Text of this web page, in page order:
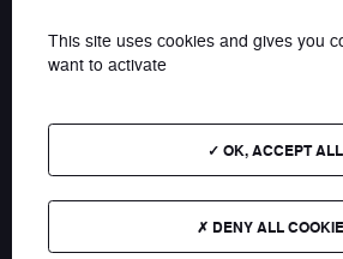
Plan du site
présents sur ce site
conseillés.
This site uses cookies and gives you
want to activate
OK, ACCEPT ALL
DENY ALL